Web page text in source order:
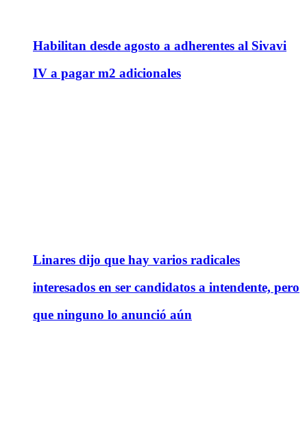
Habilitan desde agosto a adherentes al Sivavi
IV a pagar m2 adicionales
Linares dijo que hay varios radicales
interesados en ser candidatos a intendente, pero
que ninguno lo anunció aún